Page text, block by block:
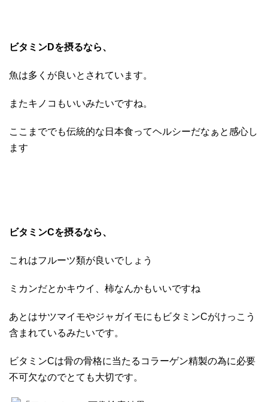
ビタミンDを摂るなら、
魚は多くが良いとされています。
またキノコもいいみたいですね。
ここまででも伝統的な日本食ってヘルシーだなぁと感心し
ます
ビタミンCを摂るなら、
これはフルーツ類が良いでしょう
ミカンだとかキウイ、柿なんかもいいですね
あとはサツマイモやジャガイモにもビタミンCがけっこう
含まれているみたいです。
ビタミンCは骨の骨格に当たるコラーゲン精製の為に必要
不可欠なのでとても大切です。